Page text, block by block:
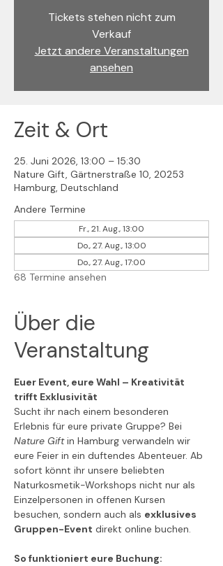
Tickets stehen nicht zum
Verkauf
Jetzt andere Veranstaltungen
ansehen
Zeit & Ort
25. Juni 2026, 13:00 – 15:30
Nature Gift, Gärtnerstraße 10, 20253
Hamburg, Deutschland
Andere Termine
Fr., 21. Aug., 13:00
Do., 27. Aug., 13:00
Do., 27. Aug., 17:00
68 Termine ansehen
Über die
Veranstaltung
Euer Event, eure Wahl – Kreativität
trifft Exklusivität
Sucht ihr nach einem besonderen
Erlebnis für eure private Gruppe? Bei
Nature Gift in Hamburg verwandeln wir
eure Feier in ein duftendes Abenteuer. Ab
sofort könnt ihr unsere beliebten
Naturkosmetik-Workshops nicht nur als
Einzelpersonen in offenen Kursen
besuchen, sondern auch als exklusives
Gruppen-Event direkt online buchen.
So funktioniert eure Buchung: